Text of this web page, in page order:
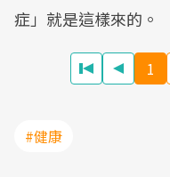
症」就是這樣來的。
1
#健康